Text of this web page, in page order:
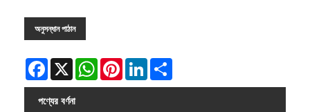
অনুসন্ধান পাঠান
Facebook
X WhatsAppPinterestLinkedIn
পণ্যের বর্ণনা